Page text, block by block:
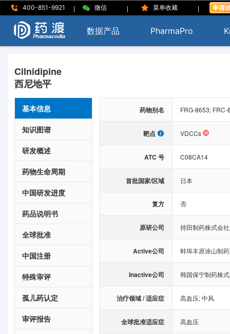
400-851-9921 | 微信 | 菜单收藏 |
数据产品 PharmaPro
Cilnidipine
西尼地平
基本信息
知识图谱
研发概述
药物生命周期
中国研发进度
药品说明书
全球批准
中国注册
特殊审评
孤儿药认定
审评报告
药物别名 FRG-8653;
靶点 VDCCs
ATC 号 C08CA14
首批国家/区域 日本
复方 否
原研公司 持田制药株式会社
Active公司 蚌埠丰原涂山制
Inactive公司 韩国保宁制药株
治疗领域 / 适应症 高血压;中风
全球批准适应症 高血压